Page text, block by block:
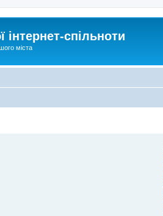
спільноти
міста